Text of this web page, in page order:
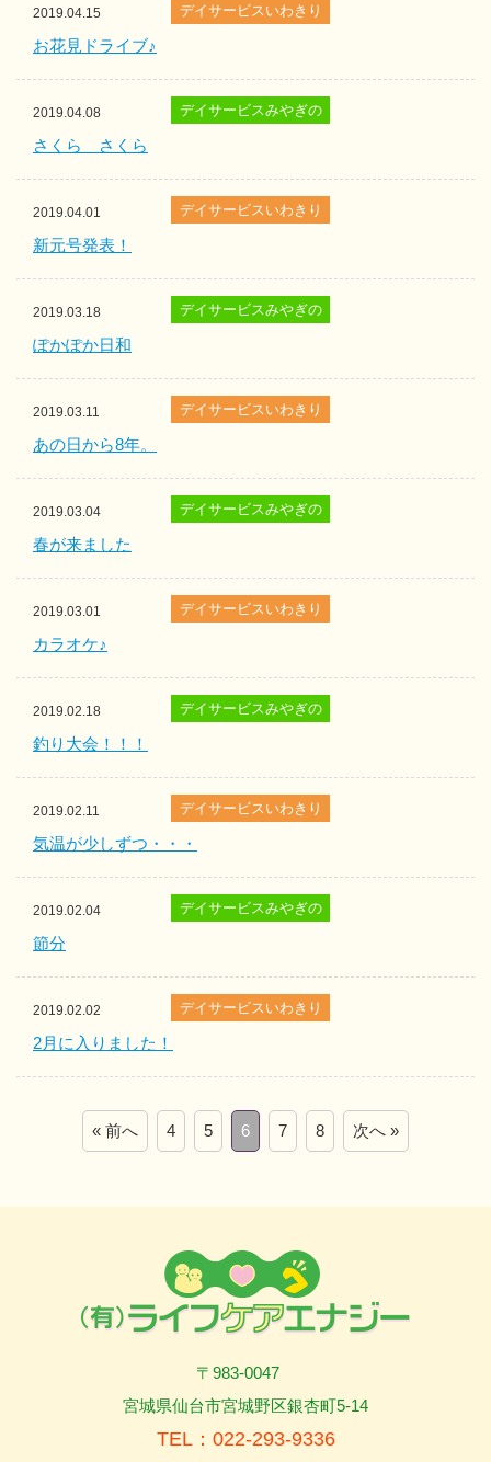
2019.04.15 デイサービスいわきり
お花見ドライブ♪
2019.04.08 デイサービスみやぎの
さくら さくら
2019.04.01 デイサービスいわきり
新元号発表！
2019.03.18 デイサービスみやぎの
ぽかぽか日和
2019.03.11 デイサービスいわきり
あの日から8年。
2019.03.04 デイサービスみやぎの
春が来ました
2019.03.01 デイサービスいわきり
カラオケ♪
2019.02.18 デイサービスみやぎの
釣り大会！！！
2019.02.11 デイサービスいわきり
気温が少しずつ・・・
2019.02.04 デイサービスみやぎの
節分
2019.02.02 デイサービスいわきり
2月に入りました！
« 前へ 4 5 6 7 8 次へ »
〒983-0047
宮城県仙台市宮城野区銀杏町5-14
TEL：022-293-9336